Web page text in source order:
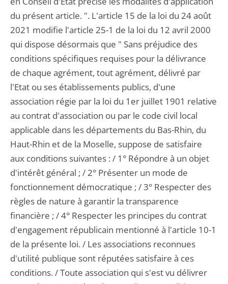
du présent article. ". L'article 15 de la loi du 24 août
2021 modifie l'article 25-1 de la loi du 12 avril 2000
qui dispose désormais que " Sans préjudice des
conditions spécifiques requises pour la délivrance
de chaque agrément, tout agrément, délivré par
l'Etat ou ses établissements publics, d'une
association régie par la loi du 1er juillet 1901 relative
au contrat d'association ou par le code civil local
applicable dans les départements du Bas-Rhin, du
Haut-Rhin et de la Moselle, suppose de satisfaire
aux conditions suivantes : / 1° Répondre à un objet
d'intérêt général ; / 2° Présenter un mode de
fonctionnement démocratique ; / 3° Respecter des
règles de nature à garantir la transparence
financière ; / 4° Respecter les principes du contrat
d'engagement républicain mentionné à l'article 10-1
de la présente loi. / Les associations reconnues
d'utilité publique sont réputées satisfaire à ces
conditions. / Toute association qui s'est vu délivrer